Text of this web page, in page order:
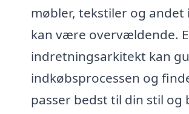
møbler, tekstiler og andet
kan være overvældende.
indretningsarkitekt kan
indkøbsprocessen og
passer bedst til din stil og